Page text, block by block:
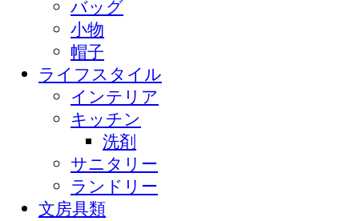
バッグ
小物
帽子
ライフスタイル
インテリア
キッチン
洗剤
サニタリー
ランドリー
文房具類